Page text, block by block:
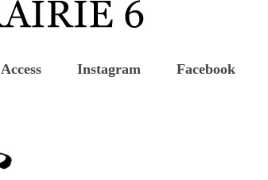
Access Instagram Facebook